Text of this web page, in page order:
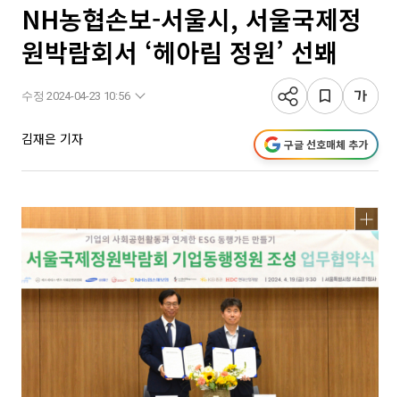
NH농협손보-서울시, 서울국제정
원박람회서 ‘헤아림 정원’ 선봬
수정 2024-04-23 10:56
김재은 기자 구글 선호매체 추가